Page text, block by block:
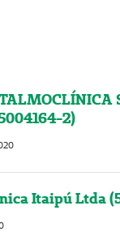
2)
Itaipú Ltda